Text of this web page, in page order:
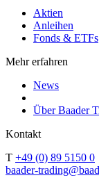
Aktien
Anleihen
Fonds & ETFs
Mehr erfahren
News
Über Baader
Kontakt
T +49 (0) 89 5150 0
baader-